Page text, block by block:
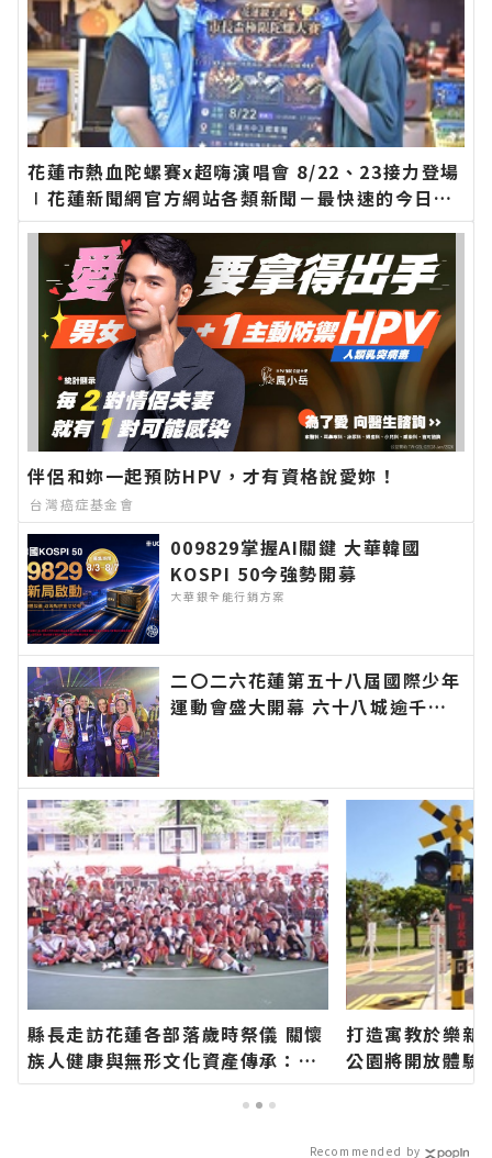
花蓮市熱血陀螺賽x超嗨演唱會 8/22、23接力登場
∣花蓮新聞網官方網站各類新聞－最快速的今日新
聞報導 最新的在地資訊！
伴侶和妳一起預防HPV，才有資格說愛妳！
台灣癌症基金會
009829掌握AI關鍵 大華韓國
KOSPI 50今強勢開募
大華銀全能行銷方案
二〇二六花蓮第五十八屆國際少年
運動會盛大開幕 六十八城逾千選
最新的在地資訊！
縣長走訪花蓮各部落歲時祭儀 關懷
族人健康與無形文化資產傳承：幸
福要延續、建設要繼續！∣花蓮新
聞網官方網站各類新聞－最快速的
打造寓教於樂新
公園將開放體
網站各類新聞－
Recommended by